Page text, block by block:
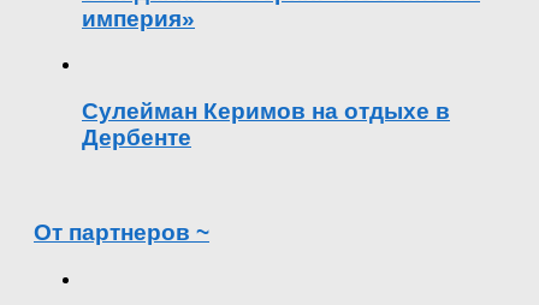
империя»
Сулейман Керимов на отдыхе в
Дербенте
От партнеров ~